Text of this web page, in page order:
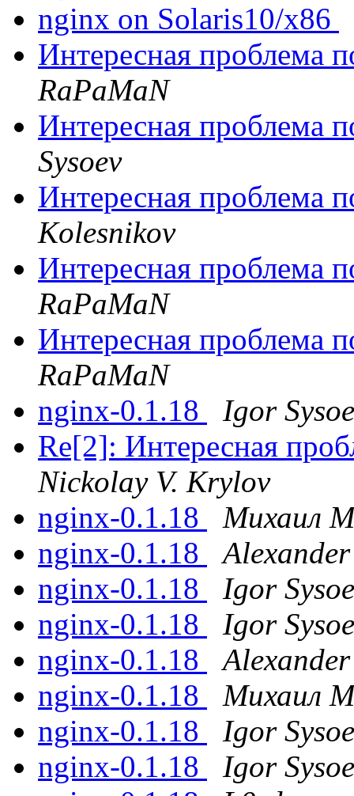
nginx on Solaris10/x86
Интересная проблема
RaPaMaN
Интересная проблема
Sysoev
Интересная проблема
Kolesnikov
Интересная проблема
RaPaMaN
Интересная проблема
RaPaMaN
nginx-0.1.18
Igor
Re[2]: Интересная
Nickolay V. Krylov
nginx-0.1.18
Михаил
nginx-0.1.18
nginx-0.1.18
Igor
nginx-0.1.18
Igor
nginx-0.1.18
nginx-0.1.18
Михаил
nginx-0.1.18
Igor
nginx-0.1.18
Igor